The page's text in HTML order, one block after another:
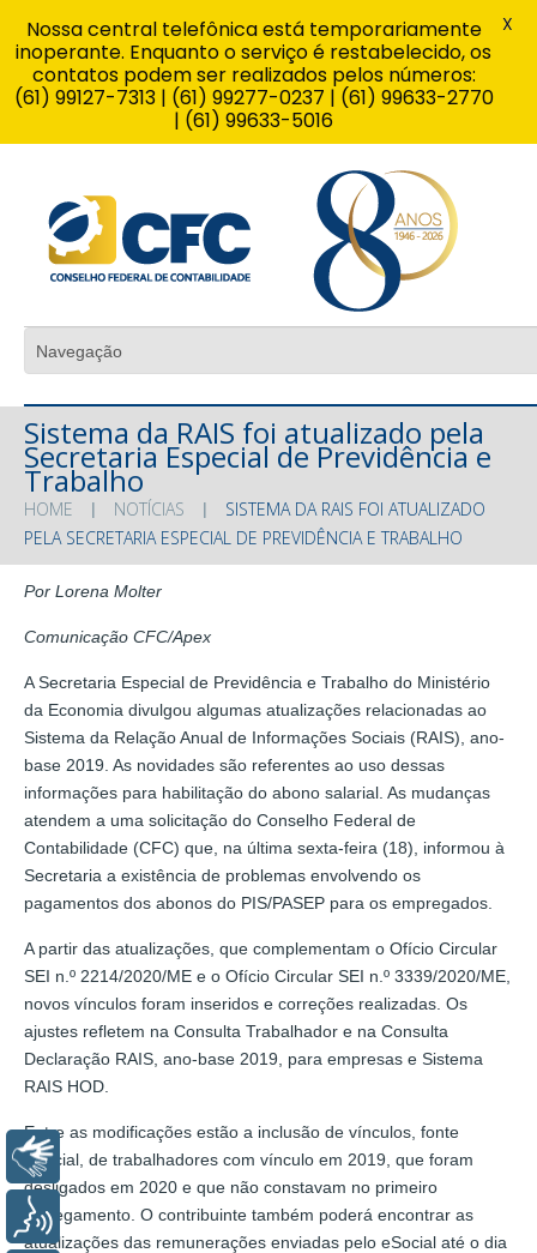
Sistema da RAIS foi atualizado pela
Secretaria Especial de Previdência e
Trabalho
HOME NOTÍCIAS
SISTEMA DA RAIS FOI ATUALIZADO
PELA SECRETARIA ESPECIAL DE PREVIDÊNCIA E TRABALHO
Por Lorena Molter
Comunicação CFC/Apex
A Secretaria Especial de Previdência e Trabalho do Ministério
da Economia divulgou algumas atualizações relacionadas ao
Sistema da Relação Anual de Informações Sociais (RAIS), ano-
base 2019. As novidades são referentes ao uso dessas
informações para habilitação do abono salarial. As mudanças
atendem a uma solicitação do Conselho Federal de
Contabilidade (CFC) que, na última sexta-feira (18), informou à
Secretaria a existência de problemas envolvendo os
pagamentos dos abonos do PIS/PASEP para os empregados.
A partir das atualizações, que complementam o Ofício Circular
SEI n.º 2214/2020/ME e o Ofício Circular SEI n.º 3339/2020/ME,
novos vínculos foram inseridos e correções realizadas. Os
ajustes refletem na Consulta Trabalhador e na Consulta
Declaração RAIS, ano-base 2019, para empresas e Sistema
RAIS HOD.
Entre as modificações estão a inclusão de vínculos, fonte
eSocial, de trabalhadores com vínculo em 2019, que foram
desligados em 2020 e que não constavam no primeiro
carregamento. O contribuinte também poderá encontrar as
atualizações das remunerações enviadas pelo eSocial até o dia
Nossa central telefônica está temporariamente
inoperante. Enquanto o serviço é restabelecido, os
contatos podem ser realizados pelos números:
(61) 99127-7313 | (61) 99277-0237 | (61) 99633-2770
| (61) 99633-5016
X
Libras
Voz